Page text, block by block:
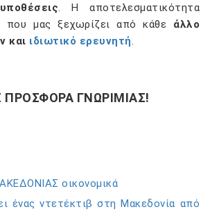
. Η αποτελεσματικότητα
που μας ξεχωρίζει από κάθε άλλο
και ιδιωτικό ερευνητή.
ΓΝΩΡΙΜΙΑΣ!
οικονομικά
ένας ντετέκτιβ στη Μακεδονία από